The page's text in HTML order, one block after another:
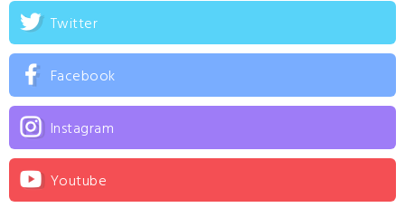
Twitter
Facebook
Instagram
Youtube